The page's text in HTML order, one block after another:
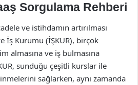
Sorgulama Rehberi
ve istihdamın artırılması
İş Kurumu (İŞKUR), birçok
almasına ve iş bulmasına
sunduğu çeşitli kurslar ile
sağlarken, aynı zamanda